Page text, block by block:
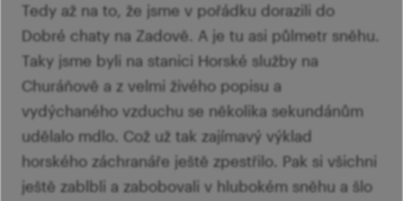
Tedy až na to, že jsme v pořádku dorazili do
Dobré chaty na Zadově. A je tu asi půlmetr sněhu.
Taky jsme byli na stanici Horské služby na
Churáňově a z velmi živého popisu a
vydýchaného vzduchu se několika sekundánům
udělalo mdlo. Což už tak zajímavý výklad
horského záchranáře ještě zpestřilo. Pak si všichni
ještě zablbli a zabobovali v hlubokém sněhu a šlo